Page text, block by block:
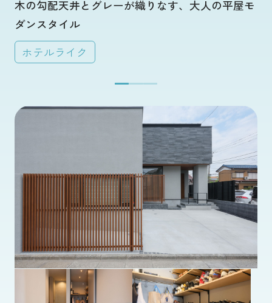
木の勾配天井とグレーが織りなす、大人の平屋モ
ダンスタイル
ホテルライク